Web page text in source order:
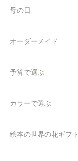
母の日
オーダーメイド
予算で選ぶ
カラーで選ぶ
絵本の世界の花ギフト